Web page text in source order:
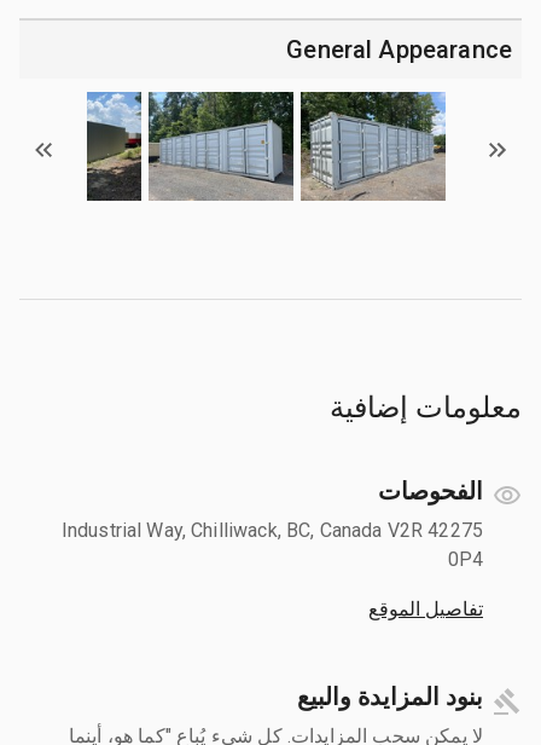
General Appearance
معلومات إضافية
الفحوصات
42275 Industrial Way, Chilliwack, BC, Canada V2R
0P4
تفاصيل الموقع
بنود المزايدة والبيع
لا يمكن سحب المزايدات. كل شيء يُباع "كما هو، أينما